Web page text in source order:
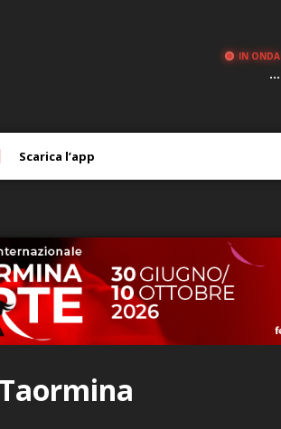
IN ONDA
...
Scarica l’app